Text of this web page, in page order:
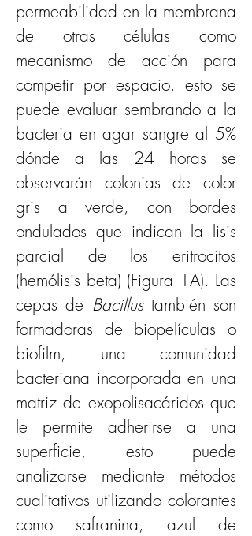
permeabilidad en la membrana
de otras células como
mecanismo de acción para
competir por espacio, esto se
puede evaluar sembrando a la
bacteria en agar sangre al 5%
dónde a las 24 horas se
observarán colonias de color
gris a verde, con bordes
ondulados que indican la lisis
parcial de los eritrocitos
(hemólisis beta) (Figura 1A). Las
cepas de Bacillus también son
formadoras de biopelículas o
biofilm, una comunidad
bacteriana incorporada en una
matriz de exopolisacáridos que
le permite adherirse a una
superficie, esto puede
analizarse mediante métodos
cualitativos utilizando colorantes
como safranina, azul de